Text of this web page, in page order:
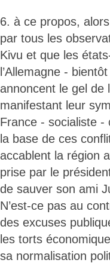
6. à ce propos,
par tous les
Kivu et que les
l’Allemagne -
annoncent le gel de
manifestant leur
France - socialiste -
la base de ces
accablent la région
prise par le
de sauver son ami
N’est-ce pas au
des excuses
les torts
sa normalisation